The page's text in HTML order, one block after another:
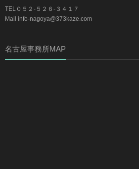
TEL０５２-５２６-３４１７
Mail info-nagoya@373kaze.com
名古屋事務所MAP